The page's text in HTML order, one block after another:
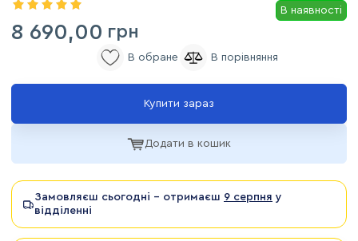
В наявності
8 690,00 грн
Додати в кошик
Замовляєш сьогодні - отримаєш 9 серпня у
відділенні
Купити зараз